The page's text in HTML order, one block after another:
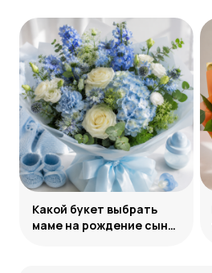
Какой букет выбрать
маме на рождение сына: